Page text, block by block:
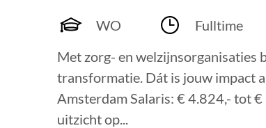
WO Fulltime
Met zorg- en welzijnsorganisaties
transformatie. Dát is jouw impact
Amsterdam Salaris: € 4.824,- tot
uitzicht op...